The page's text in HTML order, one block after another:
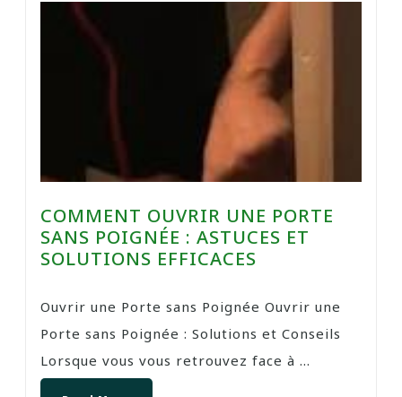
COMMENT OUVRIR UNE PORTE
SANS POIGNÉE : ASTUCES ET
SOLUTIONS EFFICACES
Ouvrir une Porte sans Poignée Ouvrir une
Porte sans Poignée : Solutions et Conseils
Lorsque vous vous retrouvez face à ...